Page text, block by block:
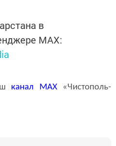
в
MАХ:
канал MAX«Чистополь-